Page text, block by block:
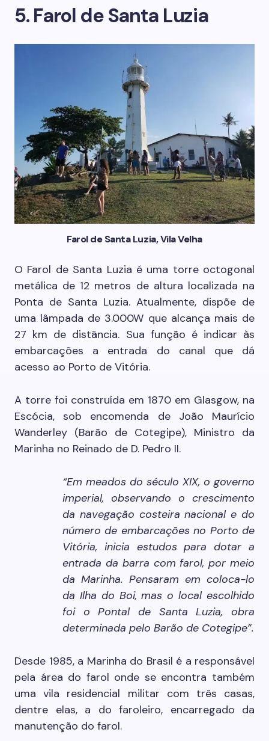
5. Farol de Santa Luzia
Farol de Santa Luzia, Vila Velha
O Farol de Santa Luzia é uma torre octogonal
metálica de 12 metros de altura localizada na
Ponta de Santa Luzia. Atualmente, dispõe de
uma lâmpada de 3.000W que alcança mais de
27 km de distância. Sua função é indicar às
embarcações a entrada do canal que dá
acesso ao Porto de Vitória.
A torre foi construída em 1870 em Glasgow, na
Escócia, sob encomenda de João Maurício
Wanderley (Barão de Cotegipe), Ministro da
Marinha no Reinado de D. Pedro II.
“Em meados do século XIX, o governo
imperial, observando o crescimento
da navegação costeira nacional e do
número de embarcações no Porto de
Vitória, inicia estudos para dotar a
entrada da barra com farol, por meio
da Marinha. Pensaram em coloca-lo
da Ilha do Boi, mas o local escolhido
foi o Pontal de Santa Luzia, obra
determinada pelo Barão de Cotegipe”.
Desde 1985, a Marinha do Brasil é a responsável
pela área do farol onde se encontra também
uma vila residencial militar com três casas,
dentre elas, a do faroleiro, encarregado da
manutenção do farol.